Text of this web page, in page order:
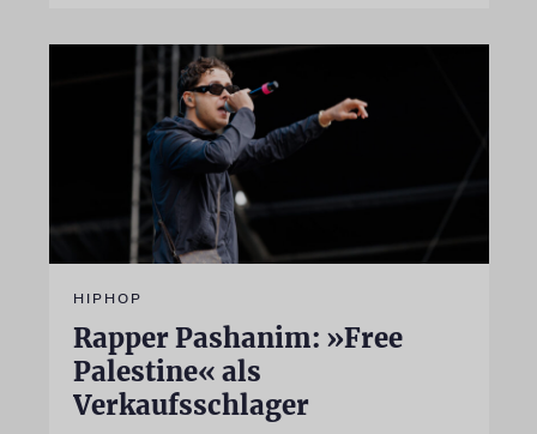
HIPHOP
Rapper Pashanim: »Free
Palestine« als
Verkaufsschlager